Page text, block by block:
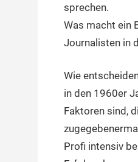
sprechen.
Was macht ein
Journalisten in
Wie
in den 1960er
Faktoren sind,
Profi intensiv